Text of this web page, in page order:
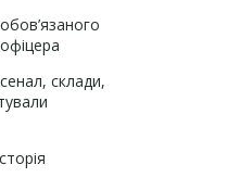
склади,